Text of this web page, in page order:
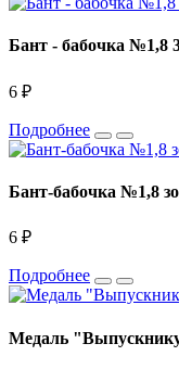
Бант - бабочка №1,8
6 ₽
Подробнее
Бант-бабочка №1,8
6 ₽
Подробнее
Медаль